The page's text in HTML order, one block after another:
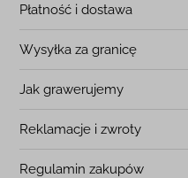
Płatność i dostawa
Wysyłka za granicę
Jak grawerujemy
Reklamacje i zwroty
Regulamin zakupów